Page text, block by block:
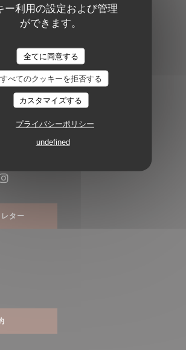
ー利用の設定および管理
ができます。
全てに同意する
すべてのクッキーを拒否する
カスタマイズする
プライバシーポリシー
undefined
MERICOURT 75011 PARIS
ださい
ター